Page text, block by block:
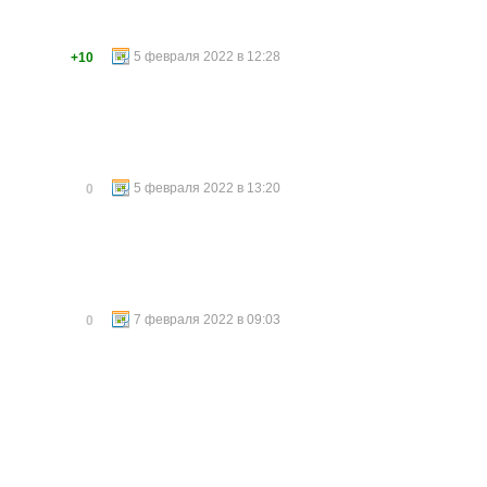
5 февраля 2022 в 12:28
+10
5 февраля 2022 в 13:20
0
7 февраля 2022 в 09:03
0